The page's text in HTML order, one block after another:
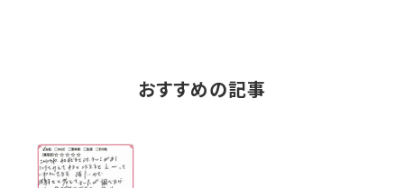
おすすめの記事